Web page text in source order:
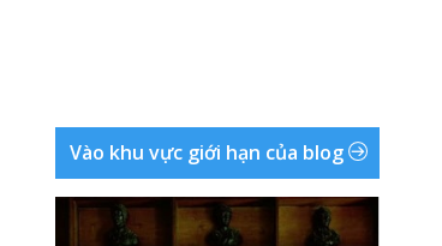
Vào khu vực giới hạn của blog